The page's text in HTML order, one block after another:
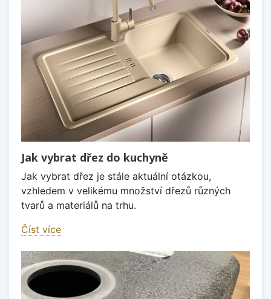
Jak vybrat dřez do kuchyně
Jak vybrat dřez je stále aktuální otázkou,
vzhledem v velikému množství dřezů různých
tvarů a materiálů na trhu.
Číst více